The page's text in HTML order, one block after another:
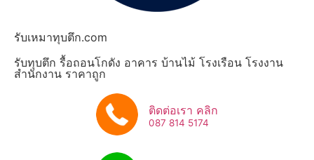
รับเหมาทุบตึก.com
รับทุบตึก รื้อถอนโกดัง อาคาร บ้านไม้ โรงเรือน โรงงาน
สำนักงาน ราคาถูก
ติดต่อเรา คลิก
087 814 5174